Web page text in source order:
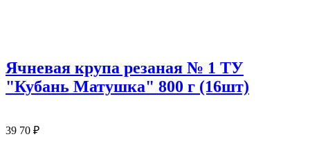
Ячневая крупа резаная № 1 ТУ
"Кубань Матушка" 800 г (16шт)
39 70 ₽